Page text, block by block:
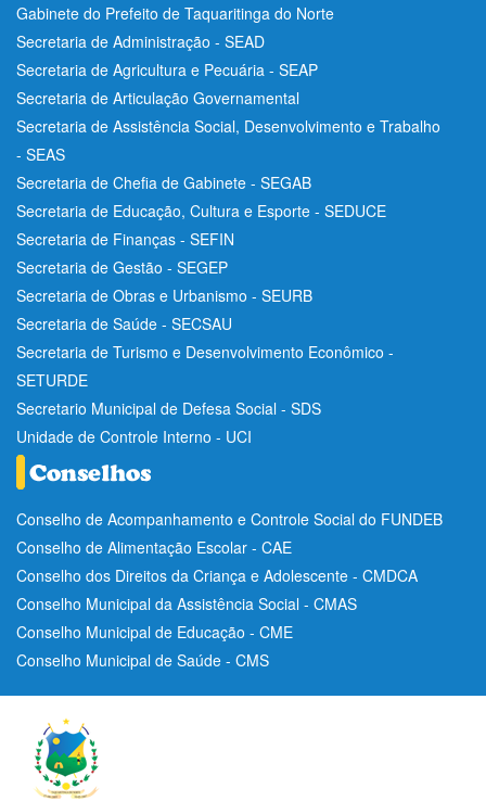
Gabinete do Prefeito de Taquaritinga do Norte
Secretaria de Administração - SEAD
Secretaria de Agricultura e Pecuária - SEAP
Secretaria de Articulação Governamental
Secretaria de Assistência Social, Desenvolvimento e Trabalho
- SEAS
Secretaria de Chefia de Gabinete - SEGAB
Secretaria de Educação, Cultura e Esporte - SEDUCE
Secretaria de Finanças - SEFIN
Secretaria de Gestão - SEGEP
Secretaria de Obras e Urbanismo - SEURB
Secretaria de Saúde - SECSAU
Secretaria de Turismo e Desenvolvimento Econômico -
SETURDE
Secretario Municipal de Defesa Social - SDS
Unidade de Controle Interno - UCI
Conselho de Acompanhamento e Controle Social do FUNDEB
Conselho de Alimentação Escolar - CAE
Conselho dos Direitos da Criança e Adolescente - CMDCA
Conselho Municipal da Assistência Social - CMAS
Conselho Municipal de Educação - CME
Conselho Municipal de Saúde - CMS